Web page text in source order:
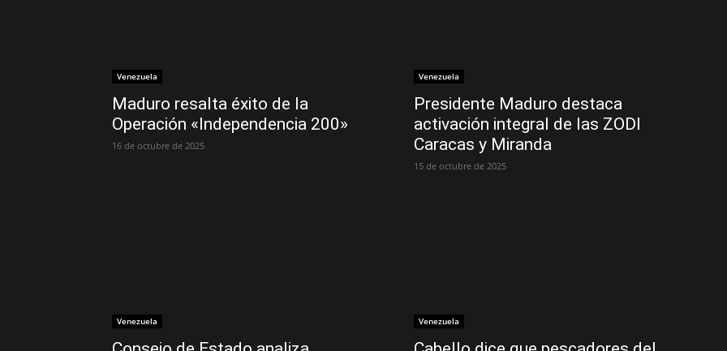
Venezuela
Maduro resalta éxito de la
Operación «Independencia 200»
16 de octubre de 2025
Venezuela
Presidente Maduro destaca
activación integral de las ZODI
Caracas y Miranda
15 de octubre de 2025
Venezuela Venezuela